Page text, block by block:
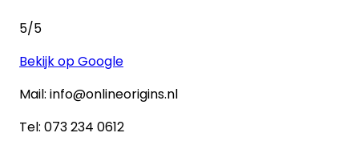
5/5
Bekijk op Google
Mail: info@onlineorigins.nl
Tel: 073 234 0612